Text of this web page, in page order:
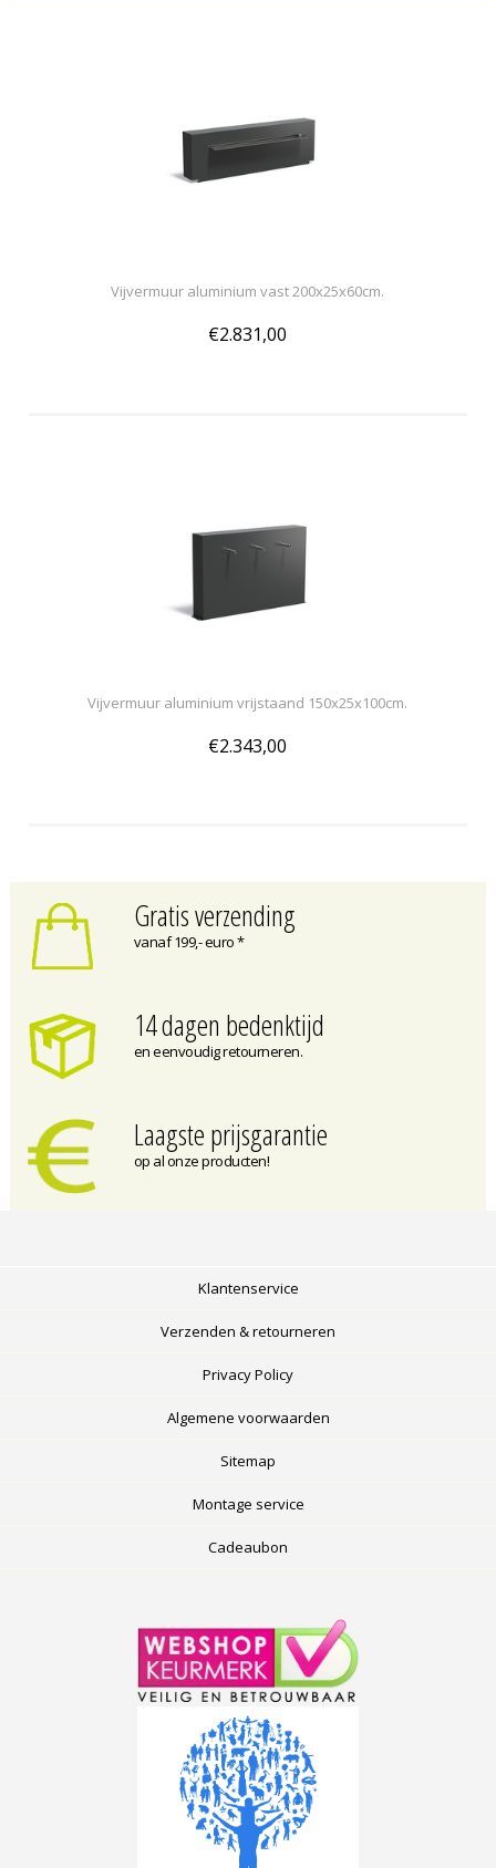
Vijvermuur aluminium vast 200x25x60cm.
€2.831,00
Vijvermuur aluminium vrijstaand 150x25x100cm.
€2.343,00
Gratis verzending
vanaf 199,- euro *
14 dagen bedenktijd
en eenvoudig retourneren.
Laagste prijsgarantie
op al onze producten!
Klantenservice
Verzenden & retourneren
Privacy Policy
Algemene voorwaarden
Sitemap
Montage service
Cadeaubon